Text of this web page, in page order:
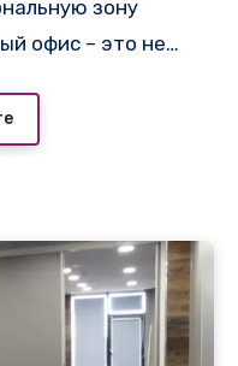
зону
офис – это не…